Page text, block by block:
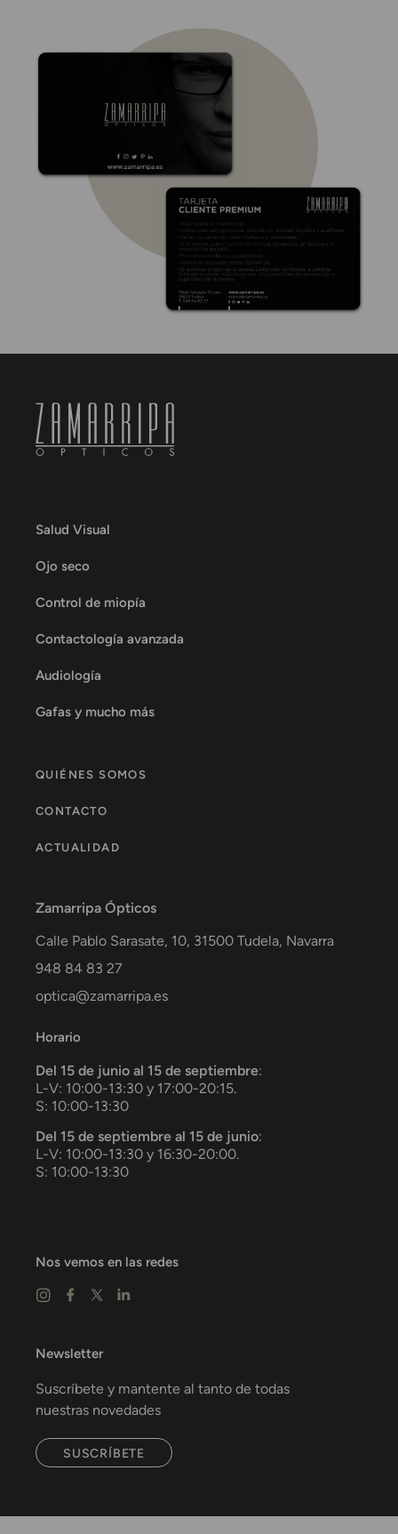
Salud Visual
Ojo seco
Control de miopía
Contactología avanzada
Audiología
Gafas y mucho más
QUIÉNES SOMOS
CONTACTO
ACTUALIDAD
Zamarripa Ópticos
Calle Pablo Sarasate, 10, 31500 Tudela, Navarra
948 84 83 27
optica@zamarripa.es
Horario
Del 15 de junio al 15 de septiembre:
L-V: 10:00-13:30 y 17:00-20:15.
S: 10:00-13:30
Del 15 de septiembre al 15 de junio:
L-V: 10:00-13:30 y 16:30-20:00.
S: 10:00-13:30
Nos vemos en las redes
Newsletter
Suscríbete y mantente al tanto de todas
nuestras novedades
SUSCRÍBETE